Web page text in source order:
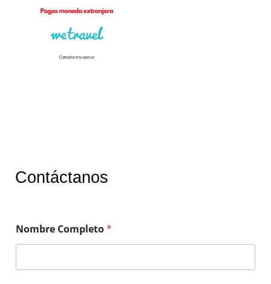
Contáctanos
Nombre Completo*